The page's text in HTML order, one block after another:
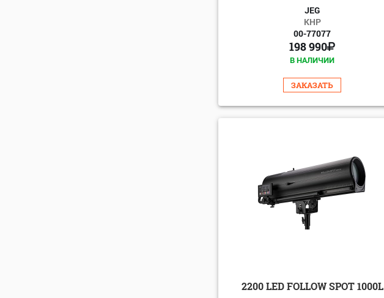
JEG
КНР
00-77077
198 990
В НАЛИЧИИ
ЗАКАЗАТЬ
2200 LED FOLLOW SPOT 1000L